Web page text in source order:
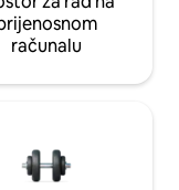
računalu